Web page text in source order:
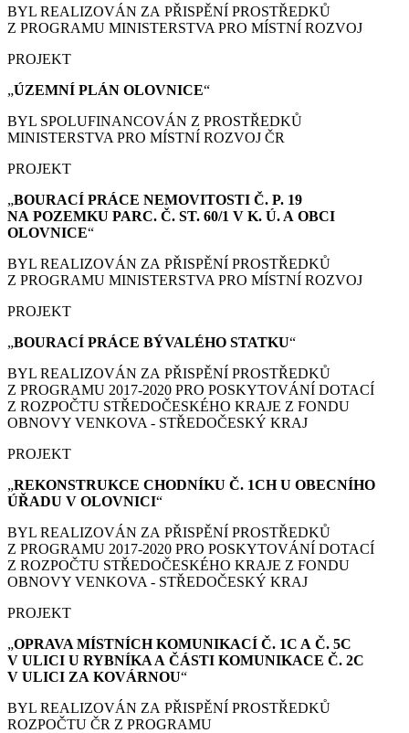
BYL REALIZOVÁN ZA PŘISPĚNÍ PROSTŘEDKŮ
Z PROGRAMU MINISTERSTVA PRO MÍSTNÍ ROZVOJ
PROJEKT
„ÚZEMNÍ PLÁN OLOVNICE“
BYL SPOLUFINANCOVÁN Z PROSTŘEDKŮ
MINISTERSTVA PRO MÍSTNÍ ROZVOJ ČR
PROJEKT
„BOURACÍ PRÁCE NEMOVITOSTI Č. P. 19
NA POZEMKU PARC. Č. ST. 60/1 V K. Ú. A OBCI
OLOVNICE“
BYL REALIZOVÁN ZA PŘISPĚNÍ PROSTŘEDKŮ
Z PROGRAMU MINISTERSTVA PRO MÍSTNÍ ROZVOJ
PROJEKT
„BOURACÍ PRÁCE BÝVALÉHO STATKU“
BYL REALIZOVÁN ZA PŘISPĚNÍ PROSTŘEDKŮ
Z PROGRAMU 2017-2020 PRO POSKYTOVÁNÍ DOTACÍ
Z ROZPOČTU STŘEDOČESKÉHO KRAJE Z FONDU
OBNOVY VENKOVA - STŘEDOČESKÝ KRAJ
PROJEKT
„REKONSTRUKCE CHODNÍKU Č. 1CH U OBECNÍHO
ÚŘADU V OLOVNICI“
BYL REALIZOVÁN ZA PŘISPĚNÍ PROSTŘEDKŮ
Z PROGRAMU 2017-2020 PRO POSKYTOVÁNÍ DOTACÍ
Z ROZPOČTU STŘEDOČESKÉHO KRAJE Z FONDU
OBNOVY VENKOVA - STŘEDOČESKÝ KRAJ
PROJEKT
„OPRAVA MÍSTNÍCH KOMUNIKACÍ Č. 1C A Č. 5C
V ULICI U RYBNÍKA A ČÁSTI KOMUNIKACE Č. 2C
V ULICI ZA KOVÁRNOU“
BYL REALIZOVÁN ZA PŘISPĚNÍ PROSTŘEDKŮ
ROZPOČTU ČR Z PROGRAMU